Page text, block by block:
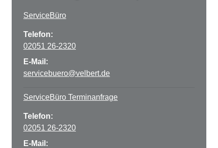
ServiceBüro
Telefon:
02051 26-2320
E-Mail:
servicebuero@velbert.de
ServiceBüro Terminanfrage
Telefon:
02051 26-2320
E-Mail: